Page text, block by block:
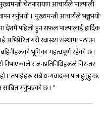
चेतनारायण आचार्यले पाल्पाली
गर्नुभयो । मुख्यमन्त्री आचार्यले भन्नुभयोः
देशमै पहिलो हुन सफल पाल्पालाई हार्दिक
गरी स्वास्थ्य संस्थामा पठाउन
भूमिका महत्वपूर्ण रहेको छ ।
निभाएकाले र जनप्रतिनिधिहरूले निरन्तर
तपाईंहरू सबै धन्यवादका पात्र हुनुहुन्छ,
गर्नुभएको छ ।“